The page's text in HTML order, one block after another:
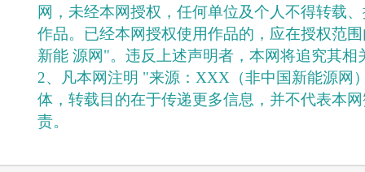
网，未经本网授权，任何单位及个人不得转载
作品。已经本网授权使用作品的，应在授权范
新能 源网"。违反上述声明者，本网将追究其相
2、凡本网注明 "来源：XXX（非中国新能源网
体，转载目的在于传递更多信息，并不代表本
责。